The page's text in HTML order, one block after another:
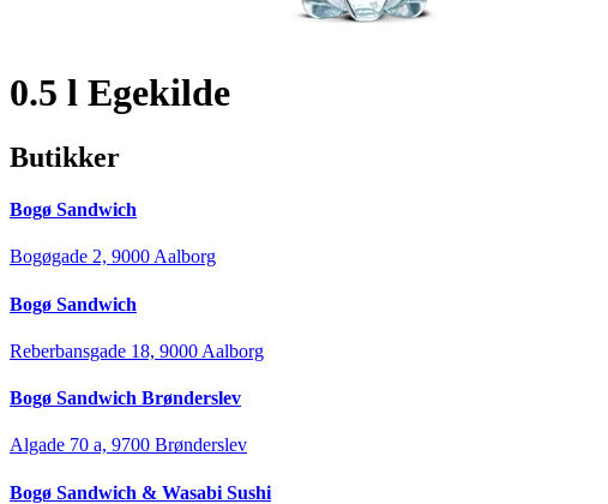
0.5 l Egekilde
Butikker
Bogø Sandwich
Bogøgade 2, 9000 Aalborg
Bogø Sandwich
Reberbansgade 18, 9000 Aalborg
Bogø Sandwich Brønderslev
Algade 70 a, 9700 Brønderslev
Bogø Sandwich & Wasabi Sushi